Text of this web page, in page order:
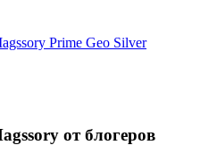
Prime Geo Silver
от блогеров